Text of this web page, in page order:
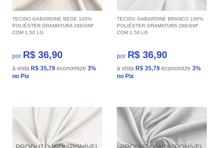
TECIDO GABARDINE BEGE 100%
POLIÉSTER GRAMATURA 288/GM²
COM 1,50 LG
por R$ 36,90
à vista R$ 35,79 economize 3%
no Pix
TECIDO GABARDINE BRANCO 100%
POLIÉSTER GRAMATURA 288/GM²
COM 1,50 LG
por R$ 36,90
à vista R$ 35,79 economize 3%
no Pix